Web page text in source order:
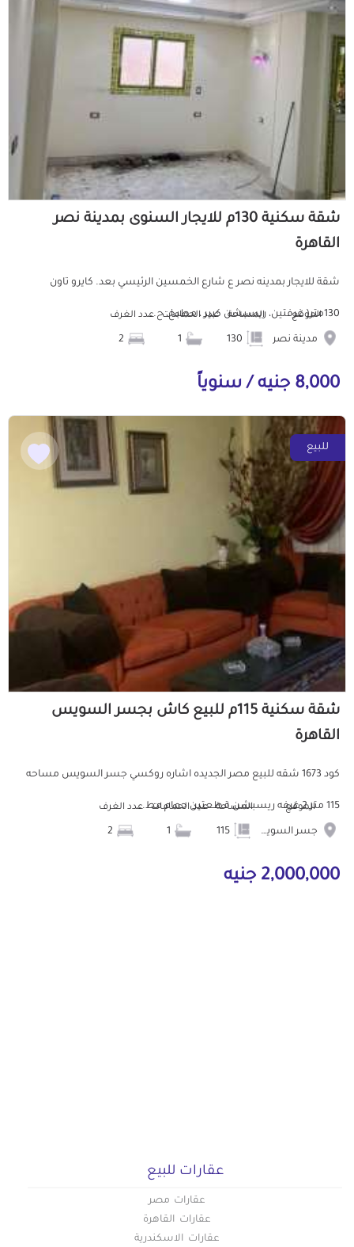
شقة سكنية 130م للايجار السنوى بمدينة نصر
القاهرة
شقة للايجار بمدينه نصر ع شارع الخمسين الرئيسي بعد. كايرو تاون
130متر( غرفتين، ريسبشن كبير ، مطبخ، ح... الموقع
مدينة نصر
المساحة عدد الحمامات عدد الغرف
8,000 جنيه / سنوياً
للبيع
شقة سكنية 115م للبيع كاش بجسر السويس
القاهرة
كود 1673 شقه للبيع مصر الجديده اشاره روكسي جسر السويس مساحه
115 متر 2 غرفه ريسبشن قطعتين حمام مط... الموقع
جسر السويس
المساحة عدد الحمامات عدد الغرف
2,000,000 جنيه
عقارات للبيع
عقارات مصر
عقارات القاهرة
عقارات الاسكندرية